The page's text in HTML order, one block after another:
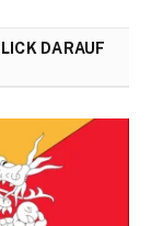
DARAUF